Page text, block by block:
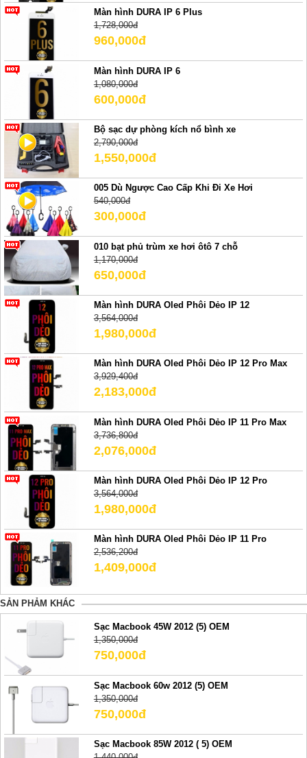
Màn hình DURA IP 6 Plus
1,728,000đ
960,000đ
Màn hình DURA IP 6
1,080,000đ
600,000đ
Bộ sạc dự phòng kích nổ bình xe
2,790,000đ
1,550,000đ
005 Dù Ngược Cao Cấp Khi Đi Xe Hơi
540,000đ
300,000đ
010 bạt phủ trùm xe hơi ôtô 7 chỗ
1,170,000đ
650,000đ
Màn hình DURA Oled Phôi Dẻo IP 12
3,564,000đ
1,980,000đ
Màn hình DURA Oled Phôi Dẻo IP 12 Pro Max
3,929,400đ
2,183,000đ
Màn hình DURA Oled Phôi Dẻo IP 11 Pro Max
3,736,800đ
2,076,000đ
Màn hình DURA Oled Phôi Dẻo IP 12 Pro
3,564,000đ
1,980,000đ
Màn hình DURA Oled Phôi Dẻo IP 11 Pro
2,536,200đ
1,409,000đ
SẢN PHẢM KHÁC
Sạc Macbook 45W 2012 (5) OEM
1,350,000đ
750,000đ
Sạc Macbook 60w 2012 (5) OEM
1,350,000đ
750,000đ
Sạc Macbook 85W 2012 ( 5) OEM